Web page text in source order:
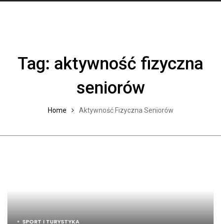
Tag: aktywność fizyczna
seniorów
Home Aktywność Fizyczna Seniorów
SPORT I TURYSTYKA